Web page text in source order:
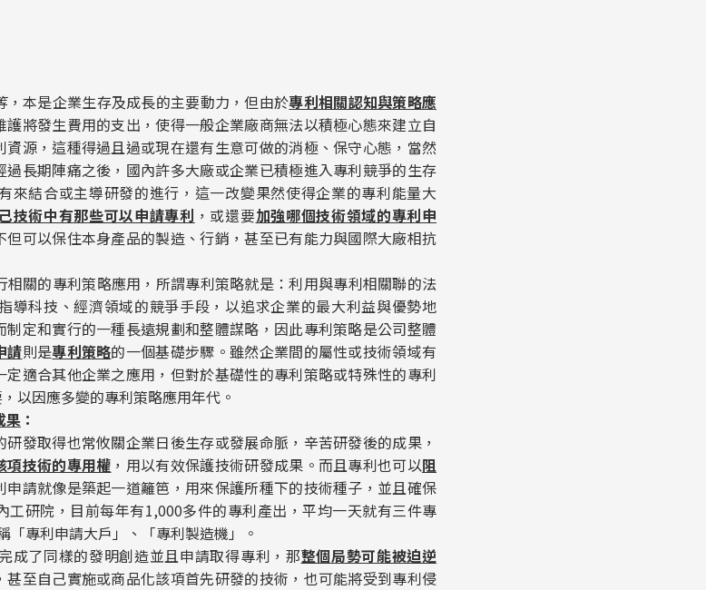
本是企業生存及成長的主要動力，但由於專利相關認知與策略應
將發生費用的支出，使得一般企業廠商無法以積極心態來建立自
源，這種得過且過或現在還有生意可做的消極、保守心態，當然
長期陣痛之後，國內許多大廠或企業已積極進入專利競爭的生存
來結合或主導研發的進行，這一改變果然使得企業的專利能量大
技術中有那些可以申請專利 ，或還要加強哪個技術領域的專利申
但可以保住本身產品的製造、行銷，甚至已有能力與國際大廠相抗
關的專利策略應用，所謂專利策略就是：利用與專利相關聯的法
導科技、經濟領域的競爭手段，以追求企業的最大利益與優勢地
定和實行的一種長遠規劃和整體謀略，因此專利策略是公司整體
請則是專利策略的一個基礎步驟。雖然企業間的屬性或技術領域有
適合其他企業之應用，但對於基礎性的專利策略或特殊性的專利
以因應多變的專利策略應用年代。
果 ：
發取得也常攸關企業日後生存或發展命脈，辛苦研發後的成果，
項技術的專用權 ，用以有效保護技術研發成果。而且專利也可以阻
申請就像是築起一道籬笆，用來保護所種下的技術種子，並且確保
工研院，目前每年有1,000多件的專利產出，平均一天就有三件專
專利申請大戶」、「專利製造機」。
成了同樣的發明創造並且申請取得專利，那整個局勢可能被迫逆
甚至自己實施或商品化該項首先研發的技術，也可能將受到專利侵